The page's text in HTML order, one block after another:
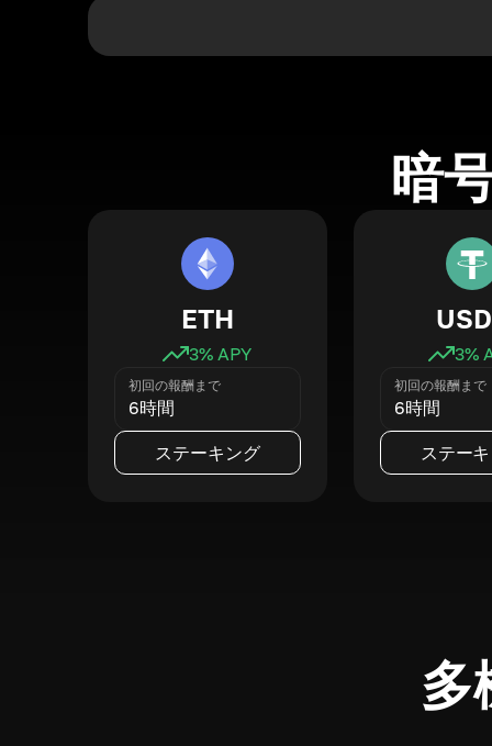
暗
ETH
3% APY
初回の報酬まで
6時間
ステーキング
3%
初回の報酬まで
6時間
ステー
多